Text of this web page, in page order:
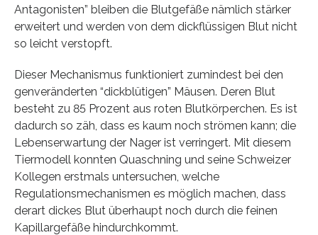
Antagonisten” bleiben die Blutgefäße nämlich stärker
erweitert und werden von dem dickflüssigen Blut nicht
so leicht verstopft.
Dieser Mechanismus funktioniert zumindest bei den
genveränderten “dickblütigen” Mäusen. Deren Blut
besteht zu 85 Prozent aus roten Blutkörperchen. Es ist
dadurch so zäh, dass es kaum noch strömen kann; die
Lebenserwartung der Nager ist verringert. Mit diesem
Tiermodell konnten Quaschning und seine Schweizer
Kollegen erstmals untersuchen, welche
Regulationsmechanismen es möglich machen, dass
derart dickes Blut überhaupt noch durch die feinen
Kapillargefäße hindurchkommt.